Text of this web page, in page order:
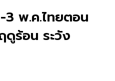
3 พ.ค.ไทยตอน
ร้อน ระวัง